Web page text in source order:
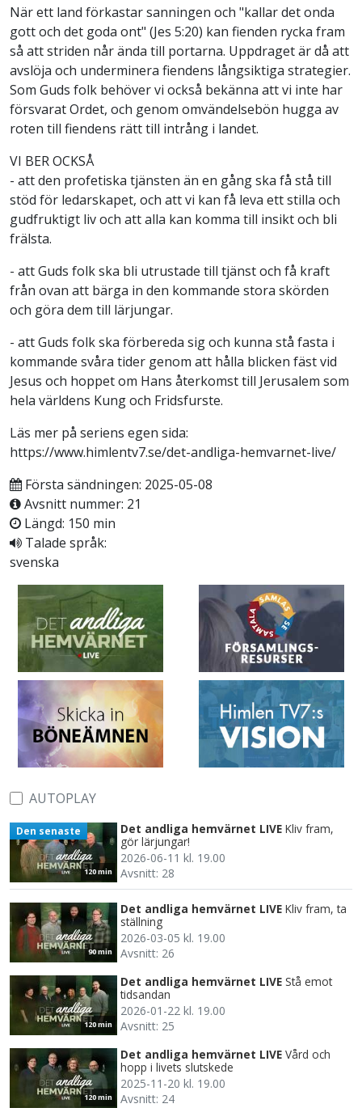
När ett land förkastar sanningen och "kallar det onda
gott och det goda ont" (Jes 5:20) kan fienden rycka fram
så att striden når ända till portarna. Uppdraget är då att
avslöja och underminera fiendens långsiktiga strategier.
Som Guds folk behöver vi också bekänna att vi inte har
försvarat Ordet, och genom omvändelsebön hugga av
roten till fiendens rätt till intrång i landet.
VI BER OCKSÅ
- att den profetiska tjänsten än en gång ska få stå till
stöd för ledarskapet, och att vi kan få leva ett stilla och
gudfruktigt liv och att alla kan komma till insikt och bli
frälsta.
- att Guds folk ska bli utrustade till tjänst och få kraft
från ovan att bärga in den kommande stora skörden
och göra dem till lärjungar.
- att Guds folk ska förbereda sig och kunna stå fasta i
kommande svåra tider genom att hålla blicken fäst vid
Jesus och hoppet om Hans återkomst till Jerusalem som
hela världens Kung och Fridsfurste.
Läs mer på seriens egen sida:
https://www.himlentv7.se/det-andliga-hemvarnet-live/
Första sändningen: 2025-05-08
Avsnitt nummer: 21
Längd: 150 min
Talade språk:
svenska
AUTOPLAY
120 min
Den senaste Det andliga hemvärnet LIVE Kliv fram,
gör lärjungar!
2026-06-11 kl. 19.00
Avsnitt: 28
90 min
Det andliga hemvärnet LIVE Kliv fram, ta
ställning
2026-03-05 kl. 19.00
Avsnitt: 26
120 min
Det andliga hemvärnet LIVE Stå emot
tidsandan
2026-01-22 kl. 19.00
Avsnitt: 25
120 min
Det andliga hemvärnet LIVE Vård och
hopp i livets slutskede
2025-11-20 kl. 19.00
Avsnitt: 24